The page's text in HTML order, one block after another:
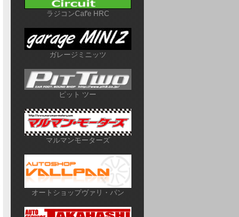
ラジコンCaf'e HRC
ガレージミニッツ
ピット ツー
マルマンモーターズ
オートショップヴァリ・パン